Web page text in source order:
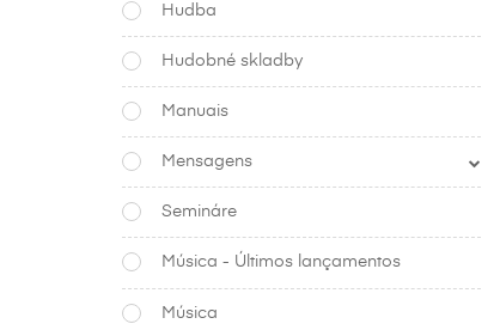
Hudba
Hudobné skladby
Manuais
Mensagens
Semináre
Música - Últimos lançamentos
Música